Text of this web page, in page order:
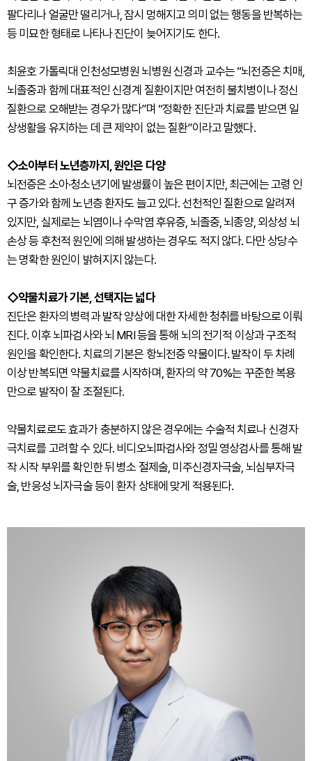
팔다리나 얼굴만 떨리거나, 잠시 멍해지고 의미 없는 행동을 반복하는
등 미묘한 형태로 나타나 진단이 늦어지기도 한다.
최윤호 가톨릭대 인천성모병원 뇌병원 신경과 교수는 “뇌전증은 치매,
뇌졸중과 함께 대표적인 신경계 질환이지만 여전히 불치병이나 정신
질환으로 오해받는 경우가 많다”며 “정확한 진단과 치료를 받으면 일
상생활을 유지하는 데 큰 제약이 없는 질환”이라고 말했다.
◇소아부터 노년층까지, 원인은 다양
뇌전증은 소아·청소년기에 발생률이 높은 편이지만, 최근에는 고령 인
구 증가와 함께 노년층 환자도 늘고 있다. 선천적인 질환으로 알려져
있지만, 실제로는 뇌염이나 수막염 후유증, 뇌졸중, 뇌종양, 외상성 뇌
손상 등 후천적 원인에 의해 발생하는 경우도 적지 않다. 다만 상당수
는 명확한 원인이 밝혀지지 않는다.
◇약물치료가 기본, 선택지는 넓다
진단은 환자의 병력과 발작 양상에 대한 자세한 청취를 바탕으로 이뤄
진다. 이후 뇌파검사와 뇌 MRI 등을 통해 뇌의 전기적 이상과 구조적
원인을 확인한다. 치료의 기본은 항뇌전증 약물이다. 발작이 두 차례
이상 반복되면 약물치료를 시작하며, 환자의 약 70%는 꾸준한 복용
만으로 발작이 잘 조절된다.
약물치료로도 효과가 충분하지 않은 경우에는 수술적 치료나 신경자
극치료를 고려할 수 있다. 비디오뇌파검사와 정밀 영상검사를 통해 발
작 시작 부위를 확인한 뒤 병소 절제술, 미주신경자극술, 뇌심부자극
술, 반응성 뇌자극술 등이 환자 상태에 맞게 적용된다.